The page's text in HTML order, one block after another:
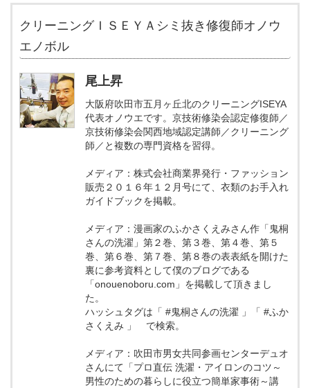
クリーニングＩＳＥＹＡシミ抜き修復師オノウ
エノボル
尾上昇
大阪府吹田市五月ヶ丘北のクリーニングISEYA
代表オノウエです。京技術修染会認定修復師／
京技術修染会関西地域認定講師／クリーニング
師／と複数の専門資格を習得。
メディア：株式会社商業界発行・ファッション
販売２０１６年１２月号にて、衣類のお手入れ
ガイドブックを掲載。
メディア：漫画家のふかさくえみさん作「鬼桐
さんの洗濯」第２巻、第３巻、第４巻、第５
巻、第６巻、第７巻、第８巻の表表紙を開けた
裏に参考資料として僕のブログである
「onouenoboru.com」を掲載して頂きまし
た。
ハッシュタグは「 #鬼桐さんの洗濯 」「 #ふか
さくえみ 」 で検索。
メディア：吹田市男女共同参画センターデュオ
さんにて「プロ直伝 洗濯・アイロンのコツ～
男性のための暮らしに役立つ簡単家事術～講